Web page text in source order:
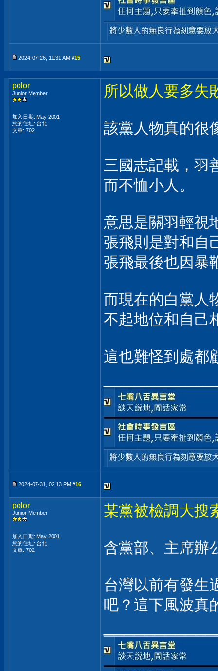
2024-07-26, 11:31 AM #15
polor
Junior Member
加入日期: May 2001
您的住址: 台北
文章: 702
所以做人要多失
該黨人物真的很
三國志記載，羽
而不恤小人。
意思是關羽輕視
張飛則是對和自
張飛最後也因暴
而現在的白黨人
不起地位和自己
這也難怪到處都
2024-07-31, 02:13 PM #16
polor
Junior Member
加入日期: May 2001
您的住址: 台北
文章: 702
某黨被檢調大搜
含黨部、主席辦
台灣以前有發生
吧？這下風波真